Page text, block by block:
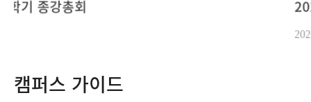
2025년 4월 1학기 중간고사 간식행사
캠퍼스 가이드